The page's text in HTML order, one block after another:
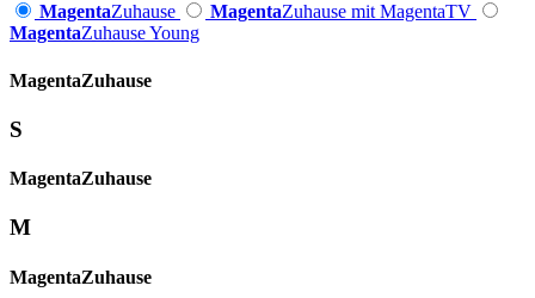
MagentaZuhause MagentaZuhause mit MagentaTV
MagentaZuhause Young
Magenta­Zuhause
S
Magenta­Zuhause
M
Magenta­Zuhause